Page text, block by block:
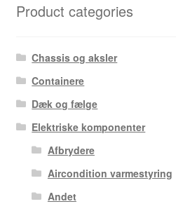
Product categories
Chassis og aksler
Containere
Dæk og fælge
Elektriske komponenter
Afbrydere
Aircondition varmestyring
Andet